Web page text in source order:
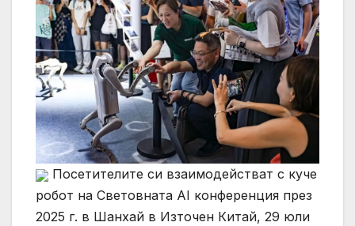
Посетителите си взаимодействат с куче
робот на Световната AI конференция през
2025 г. в Шанхай в Източен Китай, 29 юли